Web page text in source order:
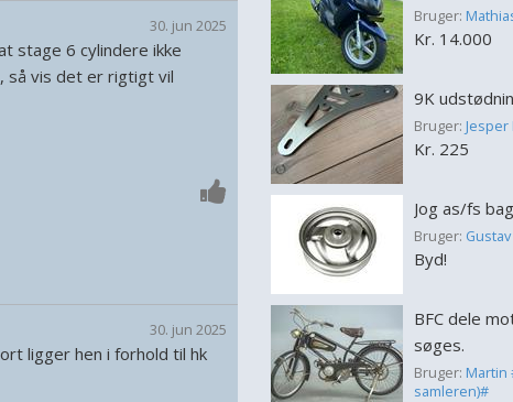
30. jun 2025
stage 6 cylindere ikke
så vis det er rigtigt vil
30. jun 2025
ligger hen i forhold til hk
Bruger:
Kr. 14.000
9K
Bruger: Jesper
Kr. 225
Jog as/fs
Bruger: Gustav
Byd!
BFC dele
søges.
Bruger: Martin
samleren)#